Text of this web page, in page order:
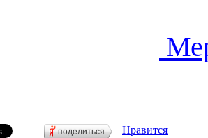
поделиться Нравится